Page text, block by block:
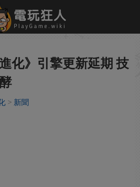
化》引擎更新延期 技
新聞